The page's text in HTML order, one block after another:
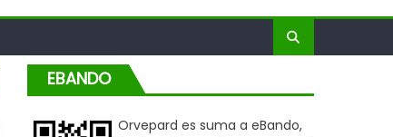
EBANDO
Orvepard es suma a eBando,